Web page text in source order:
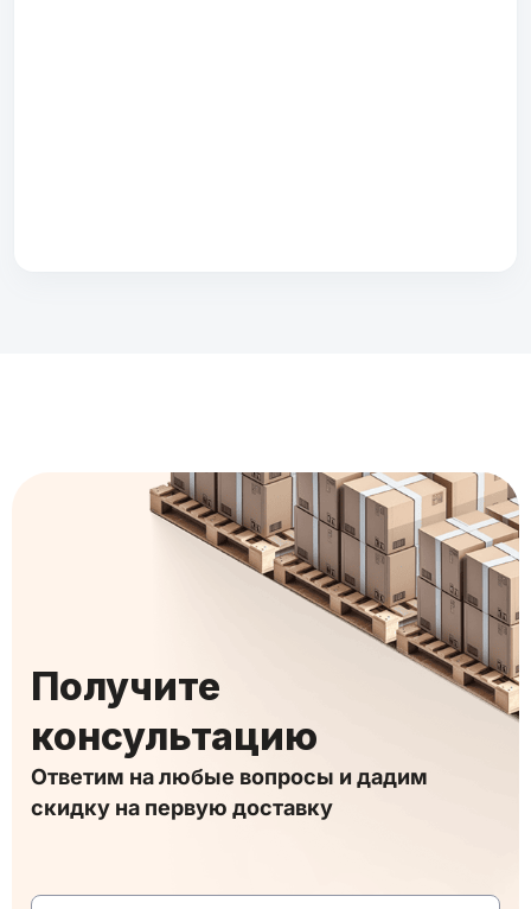
Получите
консультацию
Ответим на любые вопросы и дадим
скидку на первую доставку